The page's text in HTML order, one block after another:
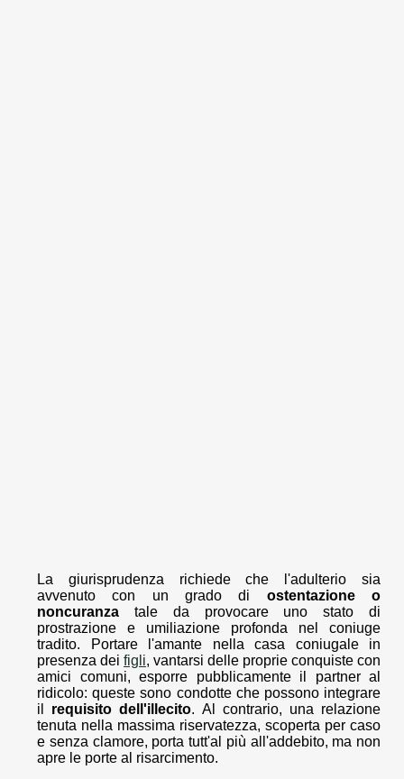
La giurisprudenza richiede che l'adulterio sia
avvenuto con un grado di ostentazione o
noncuranza tale da provocare uno stato di
prostrazione e umiliazione profonda nel coniuge
tradito. Portare l'amante nella casa coniugale in
presenza dei figli, vantarsi delle proprie conquiste con
amici comuni, esporre pubblicamente il partner al
ridicolo: queste sono condotte che possono integrare
il requisito dell'illecito. Al contrario, una relazione
tenuta nella massima riservatezza, scoperta per caso
e senza clamore, porta tutt'al più all'addebito, ma non
apre le porte al risarcimento.